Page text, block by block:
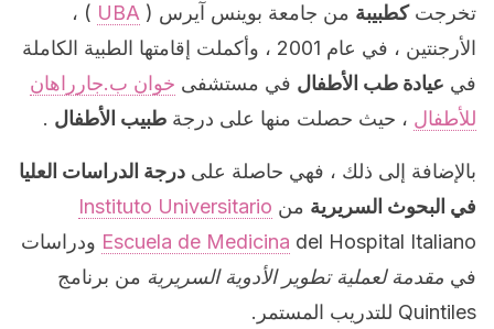
تخرجتكطبيبة من جامعة بوينس آيرس ( UBA ) ،
الأرجنتين ، في عام 2001 ، وأكملت إقامتها الطبية الكاملة
في عيادة طب الأطفال في مستشفى خوان ب.جارراهان
للأطفال ، حيث حصلت منها على درجة طبيب الأطفال .
بالإضافة إلى ذلك ، فهي حاصلة على درجة الدراسات العليا
في البحوث السريرية من Instituto Universitario
Escuela de Medicina del Hospital Italiano ودراسات
في مقدمة لعملية تطوير الأدوية السريرية من برنامج
Quintiles للتدريب المستمر.